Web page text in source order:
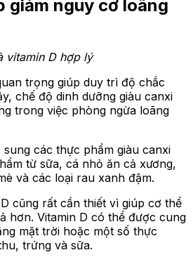
giảm nguy cơ loãng
vitamin D hợp lý
trọng giúp duy trì độ chắc
chế độ dinh dưỡng giàu canxi
trong việc phòng ngừa loãng
các thực phẩm giàu canxi
từ sữa, cá nhỏ ăn cả xương,
và các loại rau xanh đậm.
cũng rất cần thiết vì giúp cơ thể
hơn. Vitamin D có thể được cung
mặt trời hoặc một số thực
trứng và sữa.